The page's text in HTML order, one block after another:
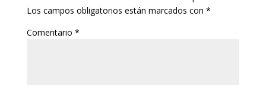
Los campos obligatorios están marcados con *
Comentario *